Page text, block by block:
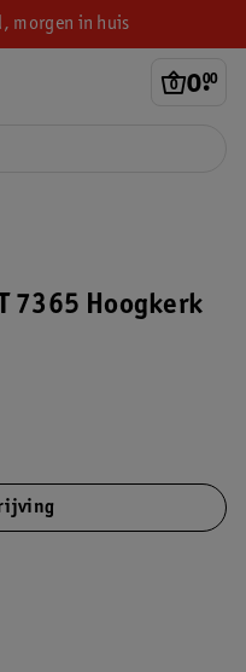
morgen in huis
0.
00
7365 Hoogkerk